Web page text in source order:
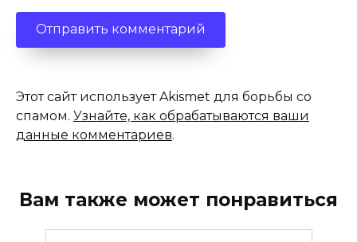
Этот сайт использует Akismet для борьбы со
спамом. Узнайте, как обрабатываются ваши
данные комментариев.
Вам также может понравиться